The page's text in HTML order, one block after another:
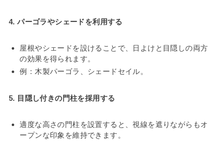
4. パーゴラやシェードを利用する
屋根やシェードを設けることで、日よけと目隠しの両方
の効果を得られます。
例：木製パーゴラ、シェードセイル。
5. 目隠し付きの門柱を採用する
適度な高さの門柱を設置すると、視線を遮りながらもオ
ープンな印象を維持できます。